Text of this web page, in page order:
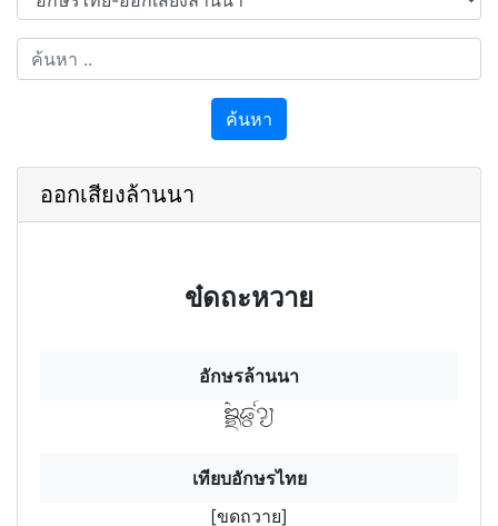
ค้นหา
ออกเสียงล้านนา
ข๋ดถะหวาย
อักษรล้านนา
ข฿ดฯถๆวฯายฯ
เทียบอักษรไทย
[ขดถวาย]